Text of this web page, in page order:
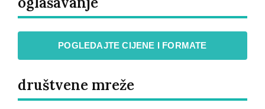
POGLEDAJTE CIJENE I FORMATE
društvene mreže